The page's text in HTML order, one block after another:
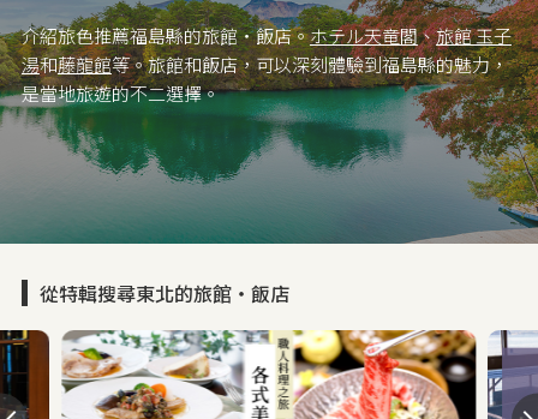
介紹旅色推薦福島縣的旅館・飯店。ホテル天竜閣、旅館 玉子
湯和藤龍館等。旅館和飯店，可以深刻體驗到福島縣的魅力，
是當地旅遊的不二選擇。
從特輯搜尋東北的旅館・飯店